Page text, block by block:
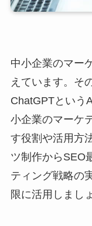
中小企業のマー
えています。そ
ChatGPTという
小企業のマーケ
す役割や活用方
ツ制作からSEO
ティング戦略の
限に活用しまし